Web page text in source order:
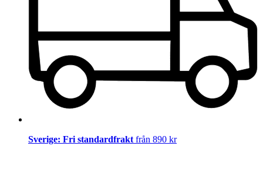
Sverige: Fri standardfrakt från 890 kr